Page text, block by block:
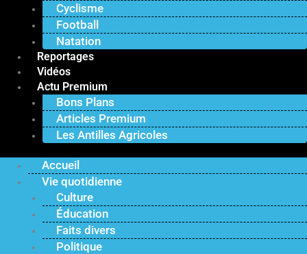
Cyclisme
Football
Natation
Reportages
Vidéos
Actu Premium
Bons Plans
Articles Premium
Les Antilles Agricoles
Accueil
Vie quotidienne
Culture
Éducation
Faits divers
Politique